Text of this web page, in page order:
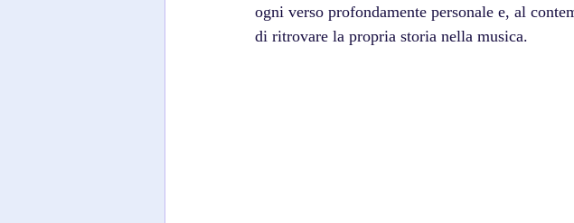
ogni verso profondamente personale e, al
di ritrovare la propria storia nella musica.